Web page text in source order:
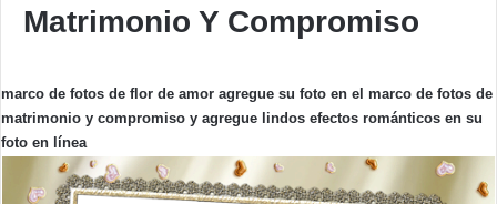
Matrimonio Y Compromiso
marco de fotos de flor de amor agregue su foto en el marco de fotos de
matrimonio y compromiso y agregue lindos efectos románticos en su
foto en línea